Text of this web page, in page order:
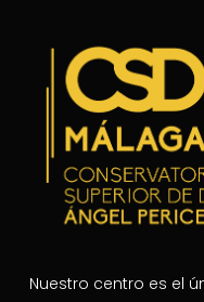
Nuestro centro es el